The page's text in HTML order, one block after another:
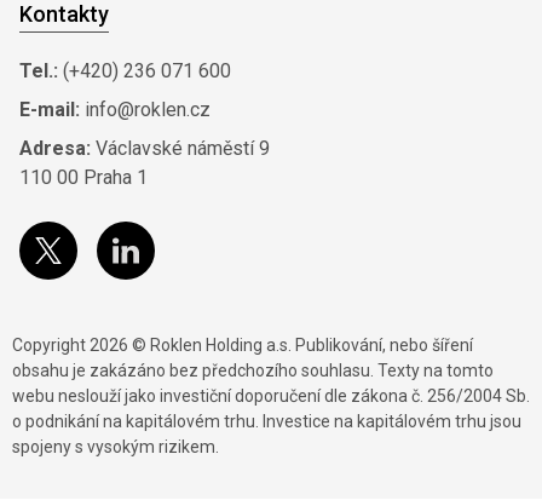
Kontakty
Tel.: (+420) 236 071 600
E-mail: info@roklen.cz
Adresa: Václavské náměstí 9
110 00 Praha 1
Copyright 2026 © Roklen Holding a.s. Publikování, nebo šíření
obsahu je zakázáno bez předchozího souhlasu. Texty na tomto
webu neslouží jako investiční doporučení dle zákona č. 256/2004 Sb.
o podnikání na kapitálovém trhu. Investice na kapitálovém trhu jsou
spojeny s vysokým rizikem.